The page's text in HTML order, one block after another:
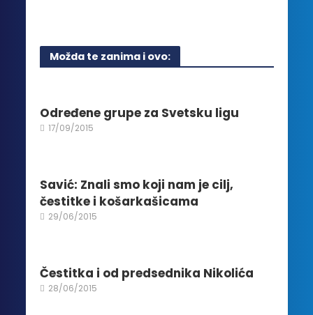
više
varijanti.
biti
Možda te zanima i ovo:
Određene grupe za Svetsku ligu
17/09/2015
Savić: Znali smo koji nam je cilj,
čestitke i košarkašicama
29/06/2015
Čestitka i od predsednika Nikolića
28/06/2015